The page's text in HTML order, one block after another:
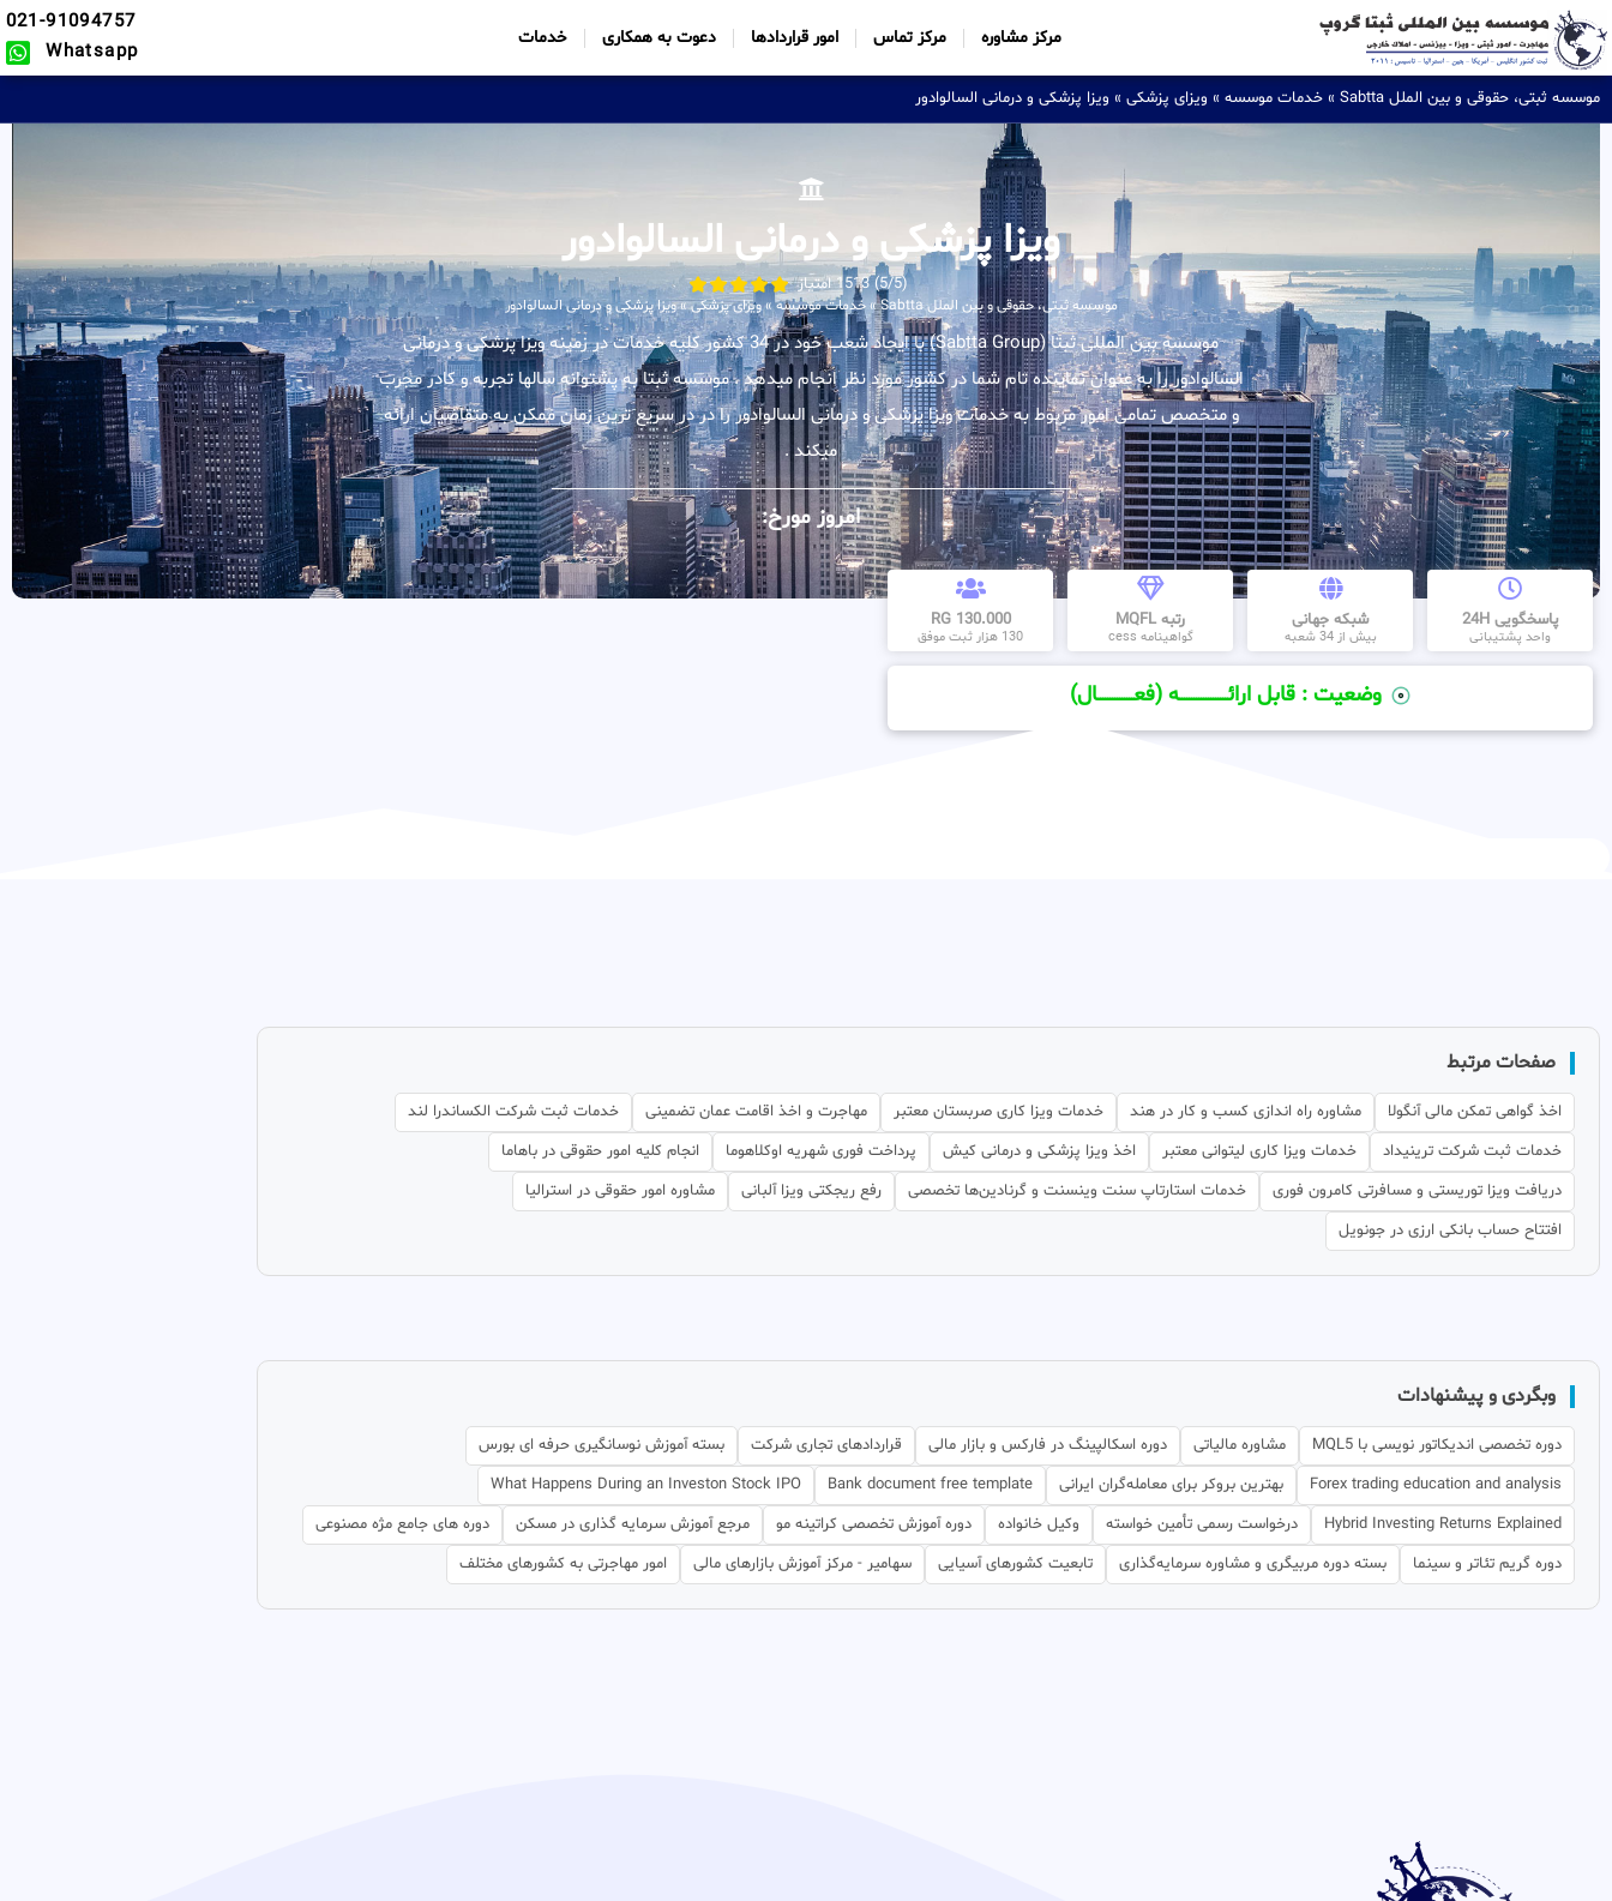
مرکز مشاوره مرکز تماس امور قراردادها دعوت به همکاری خدمات
021-91094757
Whatsapp
موسسه ثبتی، حقوقی و بین الملل Sabtta » خدمات موسسه » ویزای پزشکی » ویزا پزشکی و درمانی السالوادور
ویزا پزشکی و درمانی السالوادور
(5/5) 1513 امتیاز
موسسه ثبتی، حقوقی و بین الملل Sabtta »خدمات موسسه»ویزای پزشکی»ویزا پزشکی و درمانی السالوادور
موسسه بین المللی ثبتا (Sabtta Group) با ایجاد شعب خود در 34 کشور کلیه خدمات در زمینه ویزا پزشکی و درمانی
السالوادور را به عنوان نماینده تام شما در کشور مورد نظر انجام میدهد . موسسه ثبتا به پشتوانه سالها تجربه و کادر مجرب
و متخصص تمامی امور مربوط به خدمات ویزا پزشکی و درمانی السالوادور را در در سریع ترین زمان ممکن به متقاضیان ارائه
میکند .
امروز مورخ:
پاسخگویی 24H
واحد پشتیبانی
شبکه جهانی
بیش از 34 شعبه
رتبه MQFL
گواهینامه cess
130.000 RG
130 هزار ثبت موفق
وضعیت : قابل ارائــــــــــــــــــــه (فعـــــــــــــــال)
صفحات مرتبط
اخذ گواهی تمکن مالی آنگولا مشاوره راه اندازی کسب و کار در هند خدمات ویزا کاری صربستان معتبر مهاجرت و اخذ اقامت عمان تضمینی
خدمات ثبت شرکت الکساندرا لند
خدمات ثبت شرکت ترینیداد
خدمات ویزا کاری لیتوانی معتبر اخذ ویزا پزشکی و درمانی کیش پرداخت فوری شهریه اوکلاهوما
انجام کلیه امور حقوقی در باهاما
دریافت ویزا توریستی و مسافرتی کامرون فوری
خدمات استارتاپ سنت وینسنت و گرنادین‌ها تخصصی رفع ریجکتی ویزا آلبانی
مشاوره امور حقوقی در استرالیا
افتتاح حساب بانکی ارزی در جونویل
وبگردی و پیشنهادات
دوره تخصصی اندیکاتور نویسی با MQL5 مشاوره مالیاتی دوره اسکالپینگ در فارکس و بازار مالی قراردادهای تجاری شرکت
بسته آموزش نوسانگیری حرفه ای بورس
Forex trading education and analysis
بهترین بروکر برای معامله‌گران ایرانی Bank document free template
What Happens During an Investon Stock IPO
Hybrid Investing Returns Explained
درخواست رسمی تأمین خواسته وکیل خانواده دوره آموزش تخصصی کراتینه مو مرجع آموزش سرمایه گذاری در مسکن
دوره های جامع مژه مصنوعی
دوره گریم تئاتر و سینما
بسته دوره مربیگری و مشاوره سرمایه‌گذاری تابعیت کشورهای آسیایی سهامیر - مرکز آموزش بازارهای مالی امور مهاجرتی به کشورهای مختلف